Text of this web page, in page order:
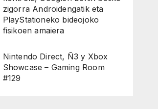
zigorra Androidengatik eta
PlayStationeko bideojoko
fisikoen amaiera
Nintendo Direct, Ñ3 y Xbox
Showcase – Gaming Room
#129